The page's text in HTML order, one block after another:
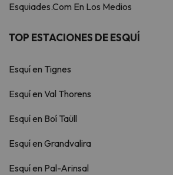
Esquiades.Com En Los Medios
TOP ESTACIONES DE ESQUÍ
Esquí en Tignes
Esquí en Val Thorens
Esquí en Boí Taüll
Esquí en Grandvalira
Esquí en Pal-Arinsal